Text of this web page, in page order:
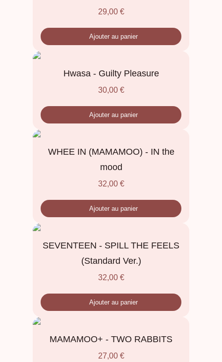
29,00 €
Ajouter au panier
Hwasa - Guilty Pleasure
30,00 €
Ajouter au panier
WHEE IN (MAMAMOO) - IN the
mood
32,00 €
Ajouter au panier
SEVENTEEN - SPILL THE FEELS
(Standard Ver.)
32,00 €
Ajouter au panier
MAMAMOO+ - TWO RABBITS
27,00 €